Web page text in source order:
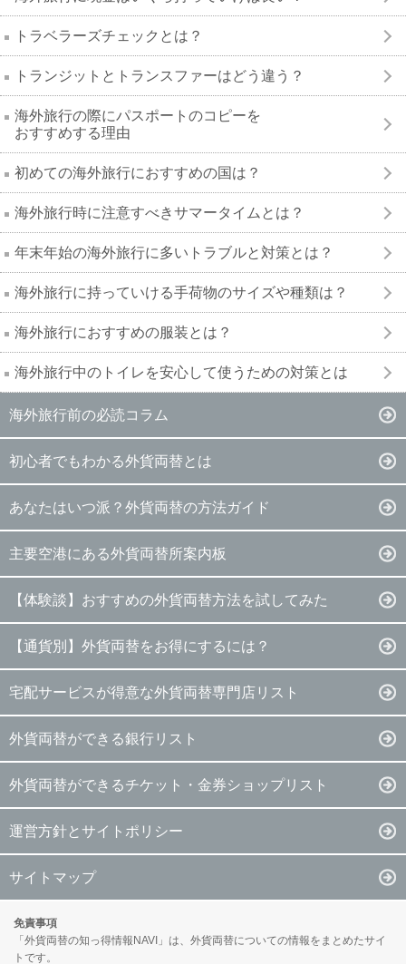
トラベラーズチェックとは？
トランジットとトランスファーはどう違う？
海外旅行の際にパスポートのコピーを
おすすめする理由
初めての海外旅行におすすめの国は？
海外旅行時に注意すべきサマータイムとは？
年末年始の海外旅行に多いトラブルと対策とは？
海外旅行に持っていける手荷物のサイズや種類は？
海外旅行におすすめの服装とは？
海外旅行中のトイレを安心して使うための対策とは
海外旅行前の必読コラム
初心者でもわかる外貨両替とは
あなたはいつ派？外貨両替の方法ガイド
主要空港にある外貨両替所案内板
【体験談】おすすめの外貨両替方法を試してみた
【通貨別】外貨両替をお得にするには？
宅配サービスが得意な外貨両替専門店リスト
外貨両替ができる銀行リスト
外貨両替ができるチケット・金券ショップリスト
運営方針とサイトポリシー
サイトマップ
免責事項
「外貨両替の知っ得情報NAVI」は、外貨両替についての情報をまとめたサイ
トです。